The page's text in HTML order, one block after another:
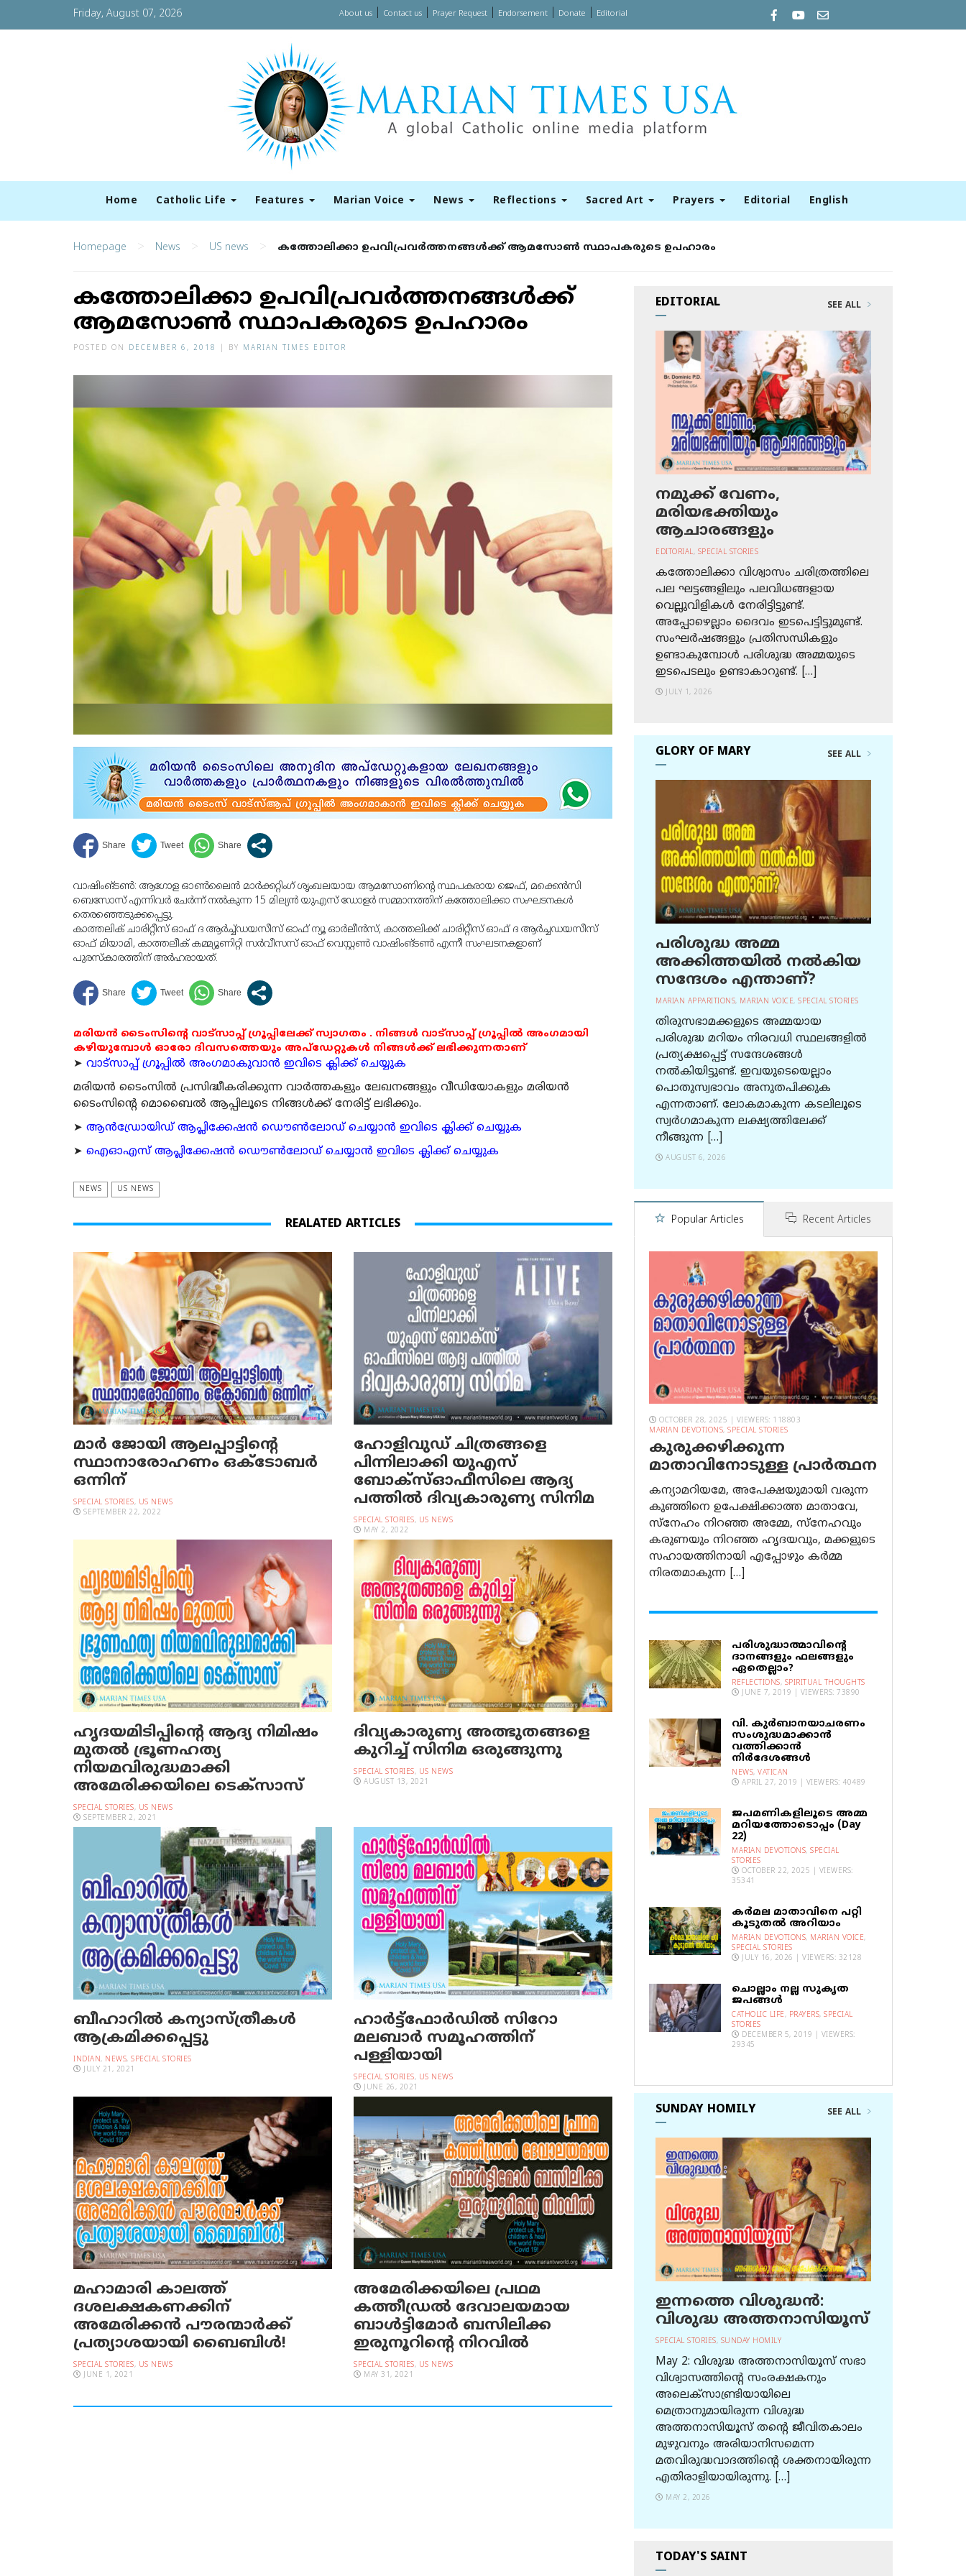
Friday, August 07, 2026 About us| Contact us| Prayer Request| Endorsement| Donate Editorial
Home Catholic Life Features Marian Voice News Reflections Sacred Art Prayers Editorial English
Homepage > News > US news > കത്തോലിക്കാ ഉപവിപ്രവര്‍ത്തനങ്ങള്‍ക്ക് ആമസോണ്‍ സ്ഥാപകരുടെ ഉപഹാരം
കത്തോലിക്കാ ഉപവിപ്രവര്‍ത്തനങ്ങള്‍ക്ക്
ആമസോണ്‍ സ്ഥാപകരുടെ ഉപഹാരം
POSTED ON DECEMBER 6, 2018 BY MARIAN TIMES EDITOR
വാഷിംങ്ടണ്‍: ആഗോള ഓണ്‍ലൈന്‍ മാര്‍ക്കറ്റിംഗ് ശൃംഖലയായ ആമസോണിന്റെ സ്ഥപകരായ ജെഫ്, മക്കെന്‍സി
ബെസോസ് എന്നിവര്‍ ചേര്‍ന്ന് നല്‍കുന്ന 15 മില്യന്‍ യുഎസ് ഡോളര്‍ സമ്മാനത്തിന് കത്തോലിക്കാ സംഘടനകള്‍
തെരഞ്ഞെടുക്കപ്പെട്ടു.
കാത്തലിക് ചാരിറ്റീസ് ഓഫ് ദ ആര്‍ച്ച്ഡയസീസ് ഓഫ് ന്യൂ ഓര്‍ലീന്‍സ്, കാത്തലിക്ക് ചാരിറ്റീസ് ഓഫ് ദ ആര്‍ച്ചഡയസീസ്
ഓഫ് മിയാമി, കാത്തലീക് കമ്മ്യൂണിറ്റി സര്‍വീസസ് ഓഫ് വെസ്റ്റണ്‍ വാഷിംങ്ടണ്‍ എന്നീ സംഘടനകളാണ്
പുരസ്‌കാരത്തിന് അര്‍ഹരായത്.
മരിയൻ ടൈംസിന്റെ വാട്സാപ്പ് ഗ്രൂപ്പിലേക്ക് സ്വാഗതം . നിങ്ങൾ വാട്സാപ്പ് ഗ്രൂപ്പിൽ അംഗമായി
കഴിയുമ്പോൾ ഓരോ ദിവസത്തെയും അപ്ഡേറ്റുകൾ നിങ്ങൾക്ക് ലഭിക്കുന്നതാണ്
➤ വാട്സാപ്പ് ഗ്രൂപ്പിൽ അംഗമാകുവാൻ ഇവിടെ ക്ലിക്ക് ചെയ്യുക
മരിയന്‍ ടൈംസില്‍ പ്രസിദ്ധീകരിക്കുന്ന വാര്‍ത്തകളും ലേഖനങ്ങളും വീഡിയോകളും മരിയന്‍
ടൈംസിന്റെ മൊബൈല്‍ ആപ്പിലൂടെ നിങ്ങള്‍ക്ക് നേരിട്ട് ലഭിക്കും.
➤ ആന്‍ഡ്രോയിഡ് ആപ്ലിക്കേഷന്‍ ഡൌണ്‍ലോഡ് ചെയ്യാന്‍ ഇവിടെ ക്ലിക്ക് ചെയ്യുക
➤ ഐഓഎസ് ആപ്ലിക്കേഷന്‍ ഡൌണ്‍ലോഡ് ചെയ്യാന്‍ ഇവിടെ ക്ലിക്ക് ചെയ്യുക
NEWS US NEWS
REALATED ARTICLES
മാർ ജോയി ആലപ്പാട്ടിന്റെ
സ്ഥാനാരോഹണം ഒക്ടോബർ
ഒന്നിന്
SPECIAL STORIES, US NEWS
SEPTEMBER 22, 2022
ഹോളിവുഡ് ചിത്രങ്ങളെ
പിന്നിലാക്കി യു‌എസ്
ബോക്സ്ഓഫീസിലെ ആദ്യ
പത്തില്‍ ദിവ്യകാരുണ്യ സിനിമ
SPECIAL STORIES, US NEWS
MAY 2, 2022
ഹൃദയമിടിപ്പിന്റെ ആദ്യ നിമിഷം
മുതല്‍ ഭ്രൂണഹത്യ
നിയമവിരുദ്ധമാക്കി
അമേരിക്കയിലെ ടെക്‌സാസ്
SPECIAL STORIES, US NEWS
SEPTEMBER 2, 2021
ദിവ്യകാരുണ്യ അത്ഭുതങ്ങളെ
കുറിച്ച് സിനിമ ഒരുങ്ങുന്നു
SPECIAL STORIES, US NEWS
AUGUST 13, 2021
ബീഹാറില്‍ കന്യാസ്ത്രീകള്‍
ആക്രമിക്കപ്പെട്ടു
INDIAN, NEWS, SPECIAL STORIES
JULY 21, 2021
ഹാര്‍ട്ട്‌ഫോര്‍ഡില്‍ സിറോ
മലബാര്‍ സമൂഹത്തിന്
പള്ളിയായി
SPECIAL STORIES, US NEWS
JUNE 26, 2021
മഹാമാരി കാലത്ത്
ദശലക്ഷകണക്കിന്
അമേരിക്കന്‍ പൗരന്മാര്‍ക്ക്
പ്രത്യാശയായി ബൈബിള്‍!
SPECIAL STORIES, US NEWS
JUNE 1, 2021
അമേരിക്കയിലെ പ്രഥമ
കത്തീഡ്രല്‍ ദേവാലയമായ
ബാള്‍ട്ടിമോര്‍ ബസിലിക്ക
ഇരുനൂറിന്റെ നിറവില്‍
SPECIAL STORIES, US NEWS
MAY 31, 2021
EDITORIAL SEE ALL
നമുക്ക് വേണം,
മരിയഭക്തിയും
ആചാരങ്ങളും
EDITORIAL, SPECIAL STORIES
കത്തോലിക്കാ വിശ്വാസം ചരിത്രത്തിലെ
പല ഘട്ടങ്ങളിലും പലവിധങ്ങളായ
വെല്ലുവിളികള്‍ നേരിട്ടിട്ടുണ്ട്.
അപ്പോഴെല്ലാം ദൈവം ഇടപെട്ടിട്ടുമുണ്ട്.
സംഘര്‍ഷങ്ങളും പ്രതിസന്ധികളും
ഉണ്ടാകുമ്പോള്‍ പരിശുദ്ധ അമ്മയുടെ
ഇടപെടലും ഉണ്ടാകാറുണ്ട്. […]
JULY 1, 2026
GLORY OF MARY SEE ALL
പരിശുദ്ധ അമ്മ
അക്കിത്തയില്‍ നല്‍കിയ
സന്ദേശം എന്താണ്?
MARIAN APPARITIONS, MARIAN VOICE, SPECIAL STORIES
തിരുസഭാമക്കളുടെ അമ്മയായ
പരിശുദ്ധ മറിയം നിരവധി സ്ഥലങ്ങളിൽ
പ്രത്യക്ഷപ്പെട്ട് സന്ദേശങ്ങൾ
നൽകിയിട്ടുണ്ട്. ഇവയുടെയെല്ലാം
പൊതുസ്വഭാവം അനുതപിക്കുക
എന്നതാണ്. ലോകമാകുന്ന കടലിലൂടെ
സ്വർഗമാകുന്ന ലക്ഷ്യത്തിലേക്ക്
നീങ്ങുന്ന […]
AUGUST 6, 2026
Popular Articles Recent Articles
OCTOBER 28, 2025 | VIEWERS: 118803
MARIAN DEVOTIONS, SPECIAL STORIES
കുരുക്കഴിക്കുന്ന
മാതാവിനോടുള്ള പ്രാര്‍ത്ഥന
കന്യാമറിയമേ, അപേക്ഷയുമായി വരുന്ന
കുഞ്ഞിനെ ഉപേക്ഷിക്കാത്ത മാതാവേ,
സ്നേഹം നിറഞ്ഞ അമ്മേ, സ്നേഹവും
കരുണയും നിറഞ്ഞ ഹൃദയവും, മക്കളുടെ
സഹായത്തിനായി എപ്പോഴും കർമ്മ
നിരതമാകുന്ന […]
പരിശുദ്ധാത്മാവിന്റെ
ദാനങ്ങളും ഫലങ്ങളും
ഏതെല്ലാം?
REFLECTIONS, SPIRITUAL THOUGHTS
JUNE 7, 2019 | VIEWERS: 73890
വി. കുര്‍ബാനയാചരണം
സംശുദ്ധമാക്കാന്‍
വത്തിക്കാന്‍
നിര്‍ദേശങ്ങള്‍
NEWS, VATICAN
APRIL 27, 2019 | VIEWERS: 40489
ജപമണികളിലൂടെ അമ്മ
മറിയത്തോടൊപ്പം (Day
22)
MARIAN DEVOTIONS, SPECIAL
STORIES
OCTOBER 22, 2025 | VIEWERS:
35341
കര്‍മല മാതാവിനെ പറ്റി
കൂടുതല്‍ അറിയാം
MARIAN DEVOTIONS, MARIAN VOICE,
SPECIAL STORIES
JULY 16, 2026 | VIEWERS: 32128
ചൊല്ലാം നല്ല സുകൃത
ജപങ്ങൾ
CATHOLIC LIFE, PRAYERS, SPECIAL
STORIES
DECEMBER 5, 2019 | VIEWERS:
29345
SUNDAY HOMILY SEE ALL
ഇന്നത്തെ വിശുദ്ധന്‍:
വിശുദ്ധ അത്തനാസിയൂസ്
SPECIAL STORIES, SUNDAY HOMILY
May 2: വിശുദ്ധ അത്തനാസിയൂസ് സഭാ
വിശ്വാസത്തിന്റെ സംരക്ഷകനും
അലെക്സാണ്ട്രിയായിലെ
മെത്രാനുമായിരുന്ന വിശുദ്ധ
അത്തനാസിയൂസ് തന്റെ ജീവിതകാലം
മുഴുവനും അരിയാനിസമെന്ന
മതവിരുദ്ധവാദത്തിന്റെ ശക്തനായിരുന്ന
എതിരാളിയായിരുന്നു. […]
MAY 2, 2026
TODAY'S SAINT